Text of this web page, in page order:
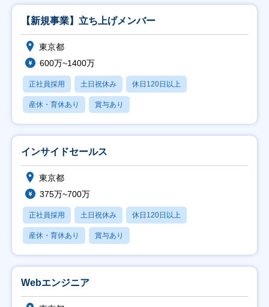
【新規事業】立ち上げメンバー
東京都
600万~1400万
正社員採用 土日祝休み 休日120日以上
産休・育休あり 賞与あり
インサイドセールス
東京都
375万~700万
正社員採用 土日祝休み 休日120日以上
産休・育休あり 賞与あり
Webエンジニア